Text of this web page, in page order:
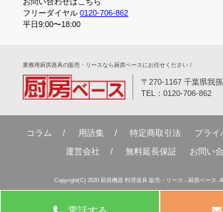
フリーダイヤル0120-706-862
平日9:00〜18:00
業務⽤厨房器具の販売・リースなら厨房ベースにお任せください！
〒270-1167 千葉県我
TEL：0120-706-862
コラム 用語集 特定商取引法
プライ
運営会社
無料延⻑保証 お問い
Copyright(C) 2020 厨房機器 料理道具 販売・リース - 厨房ベース.